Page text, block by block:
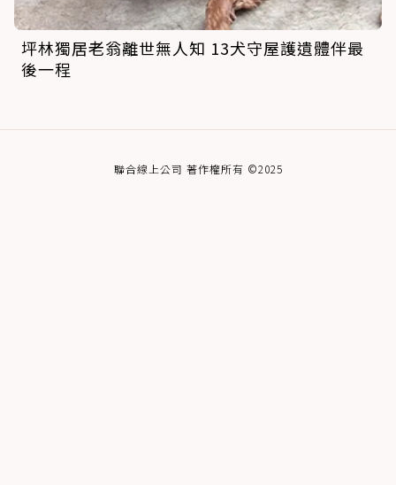
坪林獨居老翁離世無人知 13犬守屋護遺體伴最
後一程
聯合線上公司 著作權所有 ©2025